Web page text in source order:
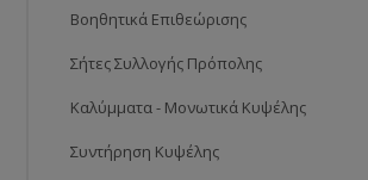
Βοηθητικά Επιθεώρισης
Σήτες Συλλογής Πρόπολης
Καλύμματα - Μονωτικά Κυψέλης
Συντήρηση Κυψέλης